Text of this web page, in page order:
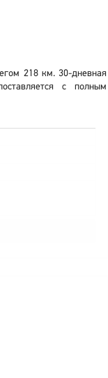
218 км. 30-дневная
с полным